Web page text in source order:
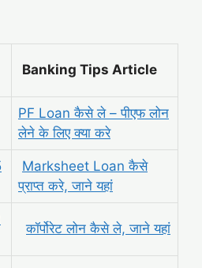
Banking Tips Article
PF Loan कैसे ले – पीएफ लोन
लेने के लिए क्या करे
Marksheet Loan कैसे
प्राप्त करे, जाने यहां
कॉर्पोरेट लोन कैसे ले, जाने यहां